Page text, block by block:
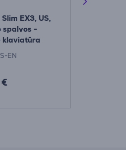
EX3, US,
spalvos -
klaviatūra
EN